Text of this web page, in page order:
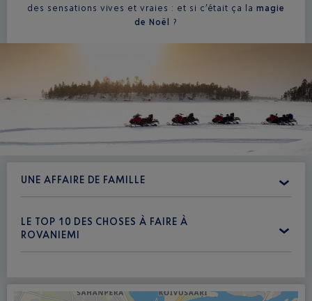
des sensations vives et vraies : et si c’était ça lamagie
de Noël ?
UNE AFFAIRE DE FAMILLE
LE TOP 10 DES CHOSES À FAIRE À
ROVANIEMI